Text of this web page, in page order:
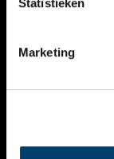
Statistieken
Marketing
NIEUWS
KALENDER
ACTIVITEITEN